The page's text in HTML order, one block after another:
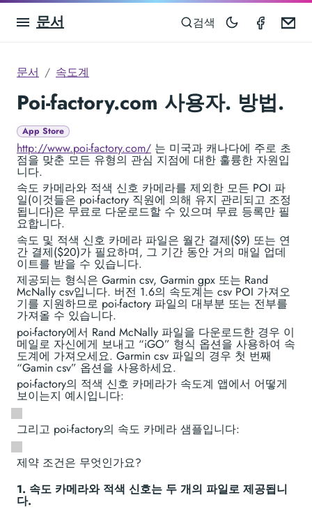
문서 검색
문서 속도계
Poi-factory.com 사용자. 방법.
App Store
http://www.poi-factory.com/ 는 미국과 캐나다에 주로 초
점을 맞춘 모든 유형의 관심 지점에 대한 훌륭한 자원입
니다.
속도 카메라와 적색 신호 카메라를 제외한 모든 POI 파
일(이것들은 poi-factory 직원에 의해 유지 관리되고 조정
됩니다)은 무료로 다운로드할 수 있으며 무료 등록만 필
요합니다.
속도 및 적색 신호 카메라 파일은 월간 결제($9) 또는 연
간 결제($20)가 필요하며, 그 기간 동안 거의 매일 업데
이트를 받을 수 있습니다.
제공되는 형식은 Garmin csv, Garmin gpx 또는 Rand
McNally csv입니다. 버전 1.6의 속도계는 csv POI 가져오
기를 지원하므로 poi-factory 파일의 대부분 또는 전부를
가져올 수 있습니다.
poi-factory에서 Rand McNally 파일을 다운로드한 경우 이
메일로 자신에게 보내고 “iGO” 형식 옵션을 사용하여 속
도계에 가져오세요. Garmin csv 파일의 경우 첫 번째
“Gamin csv” 옵션을 사용하세요.
poi-factory의 적색 신호 카메라가 속도계 앱에서 어떻게
보이는지 예시입니다:
그리고 poi-factory의 속도 카메라 샘플입니다:
제약 조건은 무엇인가요?
1. 속도 카메라와 적색 신호는 두 개의 파일로 제공됩니
다.